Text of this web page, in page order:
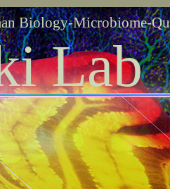
Biology-Microbiome-
Lab